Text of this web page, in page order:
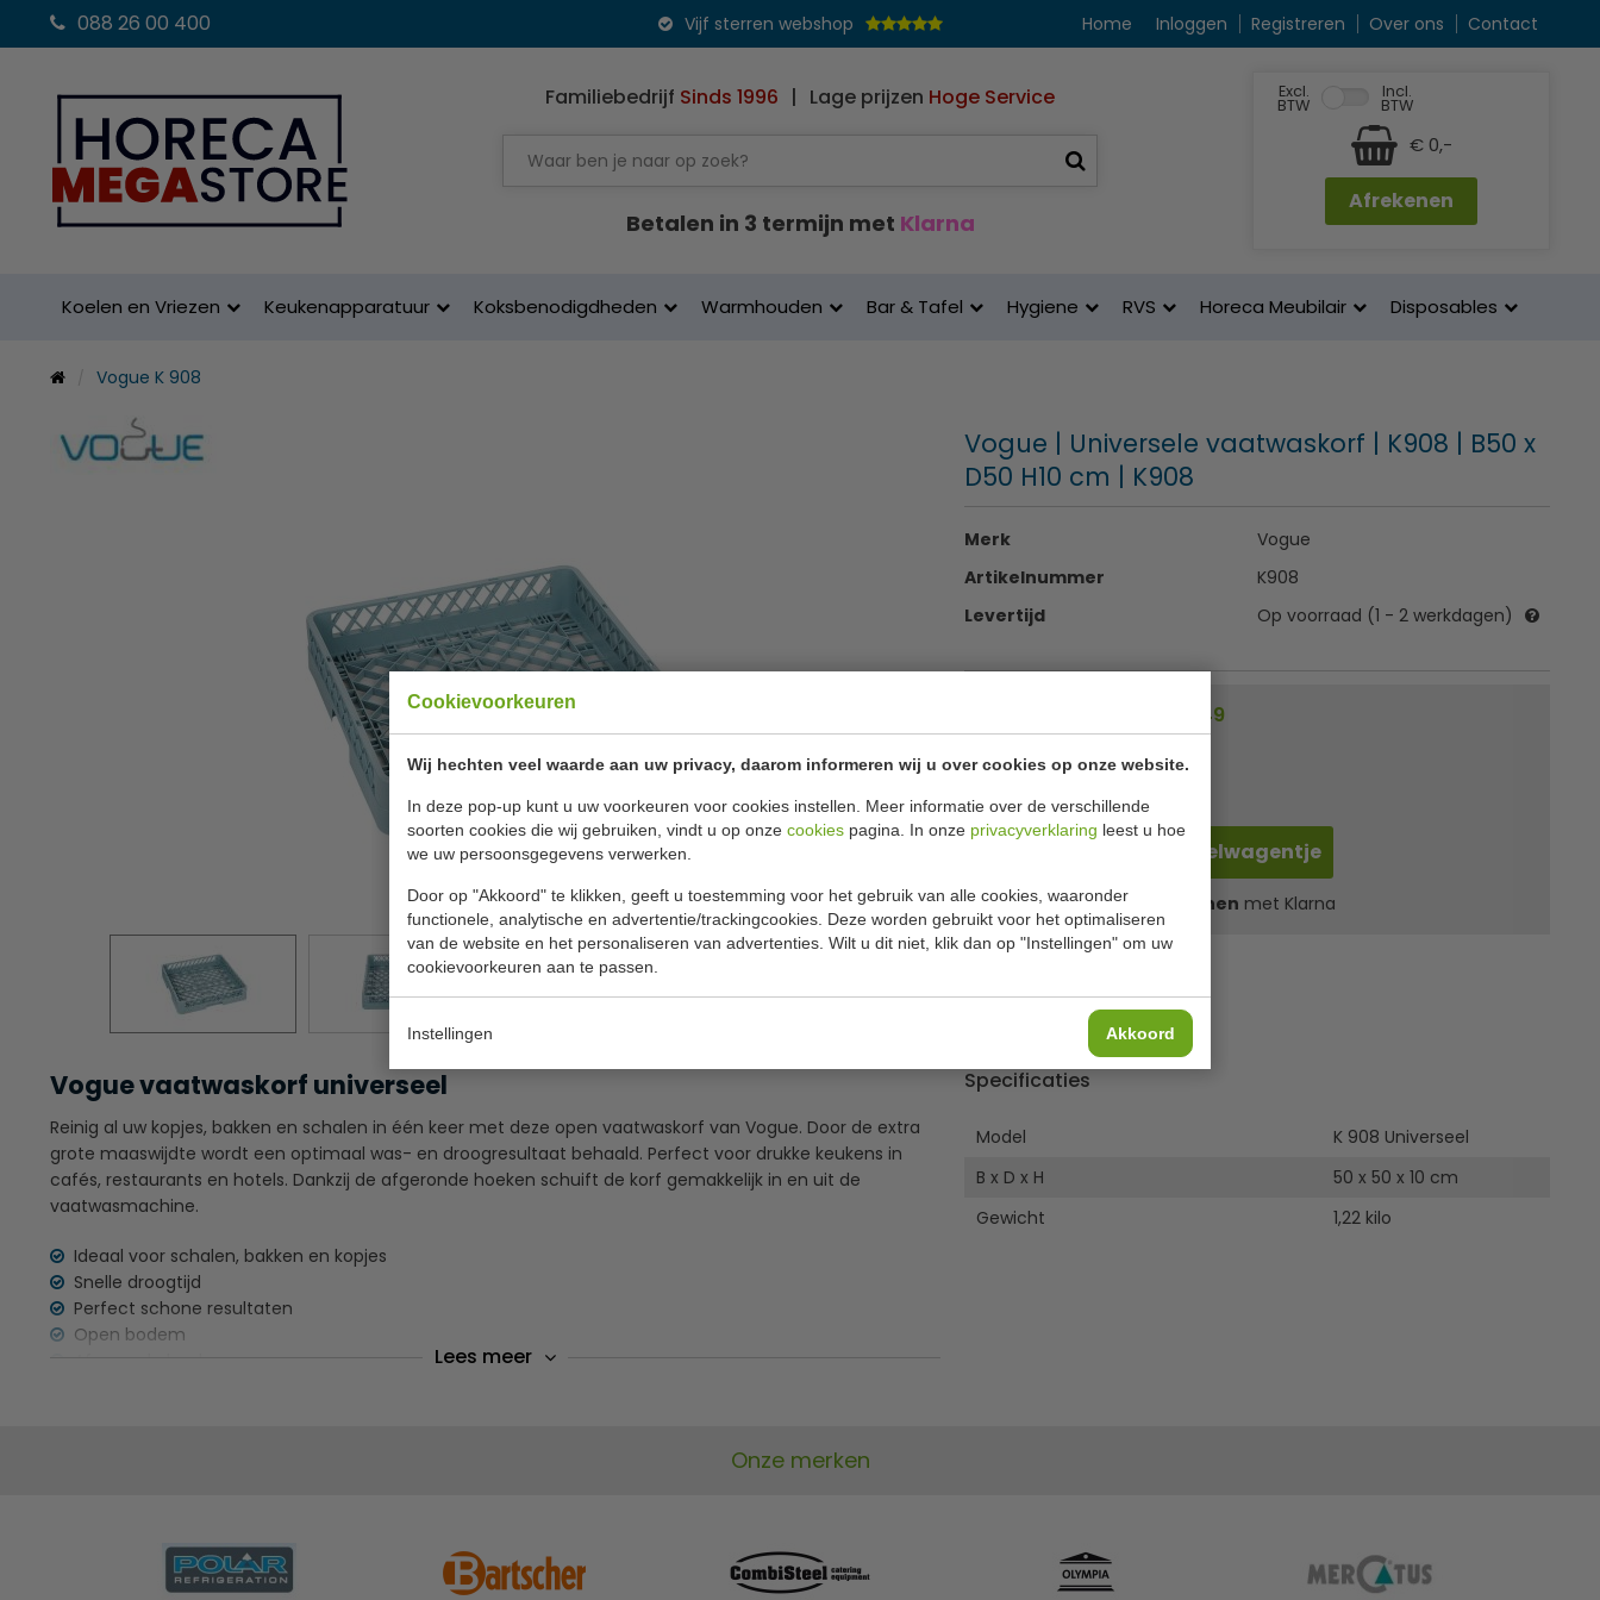
Cookievoorkeuren
Wij hechten veel waarde aan uw privacy, daarom informeren wij u over cookies op onze website.
In deze pop-up kunt u uw voorkeuren voor cookies instellen. Meer informatie over de verschillende
soorten cookies die wij gebruiken, vindt u op onze cookies pagina. In onze privacyverklaring leest u hoe
we uw persoonsgegevens verwerken.
Door op "Akkoord" te klikken, geeft u toestemming voor het gebruik van alle cookies, waaronder
functionele, analytische en advertentie/trackingcookies. Deze worden gebruikt voor het optimaliseren
van de website en het personaliseren van advertenties. Wilt u dit niet, klik dan op "Instellingen" om uw
cookievoorkeuren aan te passen.
Instellingen Akkoord
088 26 00 400 Vijf sterren webshop Home Inloggen Registreren Over ons Contact
Familiebedrijf Sinds 1996 | Lage prijzen Hoge Service
Betalen in 3 termijn met Klarna
Excl.
BTW
Incl.
BTW
€ 0,-
Afrekenen
Koelen en Vriezen Keukenapparatuur Koksbenodigdheden Warmhouden Bar & Tafel Hygiene RVS Horeca Meubilair Disposables
Vogue K 908
Vogue | Universele vaatwaskorf | K908 | B50 x
D50 H10 cm | K908
Merk
Vogue
Artikelnummer
K908
Levertijd
Op voorraad (1 - 2 werkdagen)
Voordeel € 1,49
€ 23,00excl. btw
27,83
In winkelwagentje
Ofbetaal9,28in 3 termijnen met Klarna
Vogue vaatwaskorf universeel
Reinig al uw kopjes, bakken en schalen in één keer met deze open vaatwaskorf van Vogue. Door de extra
grote maaswijdte wordt een optimaal was- en droogresultaat behaald. Perfect voor drukke keukens in
cafés, restaurants en hotels. Dankzij de afgeronde hoeken schuift de korf gemakkelijk in en uit de
vaatwasmachine.
Ideaal voor schalen, bakken en kopjes
Snelle droogtijd
Perfect schone resultaten
Open bodem
Lees meer
Specificaties
Model
K 908 Universeel
B x D x H
50 x 50 x 10 cm
Gewicht
1,22 kilo
Onze merken